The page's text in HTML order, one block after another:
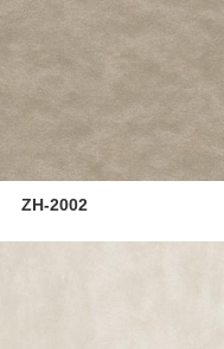
ZH-2002